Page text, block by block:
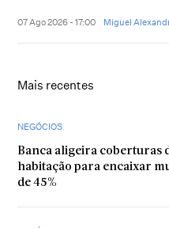
07 Ago 2026 - 17:00 Miguel
Mais recentes
NEGÓCIOS
Banca aligeira coberturas
habitação para encaixar
de 45%